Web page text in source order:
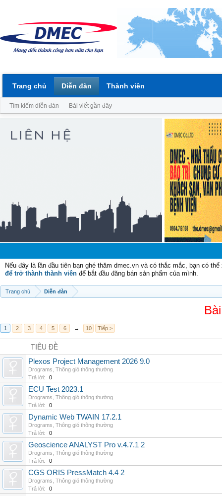
Nếu đây là lần đầu tiên bạn ghé thăm dmec.vn và có thắc mắc, bạn có
để trở thành thành viên để bắt đầu đăng bán sản phẩm của mình.
Trang chủ Diễn đàn
1 2 3 4 5 6 → 10 Tiếp >
TIÊU ĐỀ
Plexos Project Management 2026 9.0
Drograms Thông gió thông thường
Trả lời:
0
ECU Test 2023.1
Drograms Thông gió thông thường
Trả lời:
0
Dynamic Web TWAIN 17.2.1
Drograms Thông gió thông thường
Trả lời:
0
Geoscience ANALYST Pro v.4.7.1 2
Drograms Thông gió thông thường
Trả lời:
0
CGS ORIS PressMatch 4.4 2
Drograms Thông gió thông thường
Trả lời:
0
Trang chủ Diễn đàn
Tìm kiếm diễn đàn Bài viết gần đây
Thành viên